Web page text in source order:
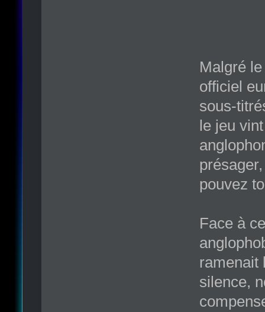
Malgré
officiel
sous-
le jeu
pouvez
Face à
ramenait
silence,